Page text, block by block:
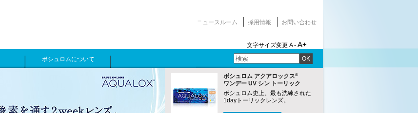
ニュースルーム 採用情報 お問い合わせ
文字サイズ変更 A - A+
OK
ボシュロムについて
ボシュロム アクアロックス®
ワンデー UV シン トーリック
ボシュロム史上、最も洗練された
1dayトーリックレンズ。